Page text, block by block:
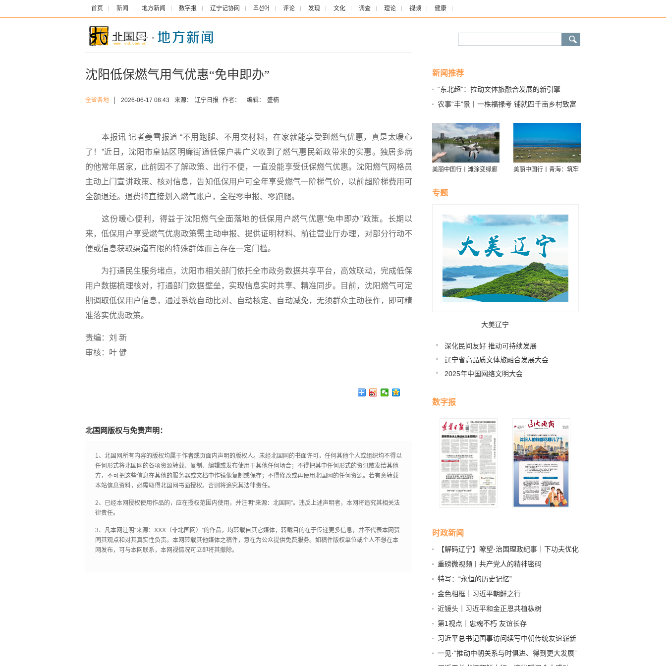
首页 新闻 地方新闻 数字报 辽宁记协网 조선어 评论 发现 文化 调查 理论 视频 健康
沈阳低保燃气用气优惠“免申即办”
全省各地 2026-06-17 08:43 来源： 辽宁日报 作者： 编辑： 盛楠
本报讯 记者姜雪报道 “不用跑腿、不用交材料，在家就能享受到燃气优惠，真是太暖心
了！”近日，沈阳市皇姑区明廉街道低保户裴广义收到了燃气惠民新政带来的实惠。独居多病
的他常年居家，此前因不了解政策、出行不便，一直没能享受低保燃气优惠。沈阳燃气网格员
主动上门宣讲政策、核对信息，告知低保用户可全年享受燃气一阶梯气价，以前超阶梯费用可
全额退还。退费将直接划入燃气账户，全程零申报、零跑腿。
这份暖心便利，得益于沈阳燃气全面落地的低保用户燃气优惠“免申即办”政策。长期以
来，低保用户享受燃气优惠政策需主动申报、提供证明材料、前往营业厅办理，对部分行动不
便或信息获取渠道有限的特殊群体而言存在一定门槛。
为打通民生服务堵点，沈阳市相关部门依托全市政务数据共享平台，高效联动，完成低保
用户数据梳理核对，打通部门数据壁垒，实现信息实时共享、精准同步。目前，沈阳燃气可定
期调取低保用户信息，通过系统自动比对、自动核定、自动减免，无须群众主动操作，即可精
准落实优惠政策。
责编：刘 新
审核：叶 健
北国网版权与免责声明：
1、北国网所有内容的版权均属于作者或页面内声明的版权人。未经北国网的书面许可，任何其他个人或组织均不得以
任何形式将北国网的各项资源转载、复制、编辑或发布使用于其他任何场合；不得把其中任何形式的资讯散发给其他
方，不可把这些信息在其他的服务器或文档中作镜像复制或保存；不得修改或再使用北国网的任何资源。若有意转载
本站信息资料，必需取得北国网书面授权。否则将追究其法律责任。
2、已经本网授权使用作品的，应在授权范围内使用，并注明“来源：北国网”。违反上述声明者，本网将追究其相关法
律责任。
3、凡本网注明“来源：XXX（非北国网）”的作品，均转载自其它媒体，转载目的在于传递更多信息，并不代表本网赞
同其观点和对其真实性负责。本网转载其他媒体之稿件，意在为公众提供免费服务。如稿件版权单位或个人不想在本
网发布，可与本网联系，本网视情况可立即将其撤除。
新闻推荐
“东北超”：拉动文体旅融合发展的新引擎
农事“丰”景丨一株福禄考 铺就四千亩乡村致富
美丽中国行丨滩涂变绿廊
生态走廊
美丽中国行丨青海：筑牢
专题
大美辽宁
深化民间友好 推动可持续发展
辽宁省高品质文体旅融合发展大会
2025年中国网络文明大会
数字报
时政新闻
【解码辽宁】瞭望·治国理政纪事｜下功夫优化
营商环境
重磅微视频丨共产党人的精神密码
特写：“永恒的历史记忆”
金色相框｜习近平朝鲜之行
近镜头｜习近平和金正恩共植枞树
第1视点｜忠魂不朽 友谊长存
习近平总书记国事访问续写中朝传统友谊崭新
篇章
一见·“推动中朝关系与时俱进、得到更大发展”